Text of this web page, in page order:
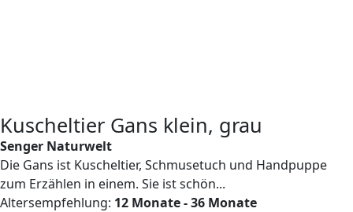
Kuscheltier Gans klein, grau
Senger Naturwelt
Die Gans ist Kuscheltier, Schmusetuch und Handpuppe
zum Erzählen in einem. Sie ist schön...
Altersempfehlung: 12 Monate - 36 Monate